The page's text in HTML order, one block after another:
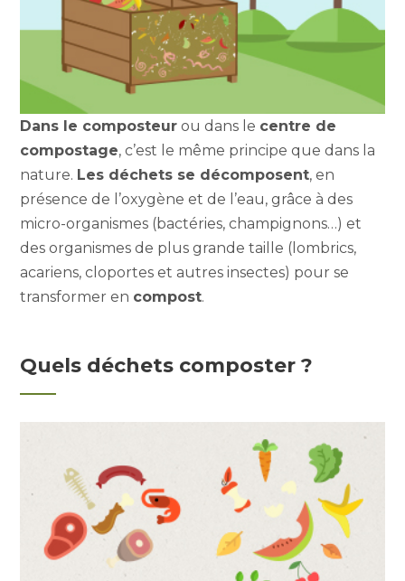
Dans le composteur ou dans le centre de
compostage, c’est le même principe que dans la
nature. Les déchets se décomposent, en
présence de l’oxygène et de l’eau, grâce à des
micro-organismes (bactéries, champignons…) et
des organismes de plus grande taille (lombrics,
acariens, cloportes et autres insectes) pour se
transformer en compost.
Quels déchets composter ?